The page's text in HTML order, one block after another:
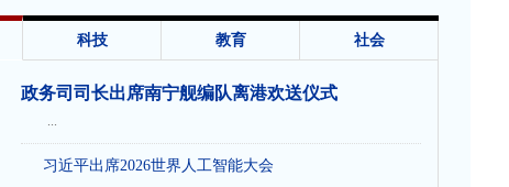
科技 教育 社会
政务司司长出席南宁舰编队离港欢送仪式
习近平出席2026世界人工智能大会